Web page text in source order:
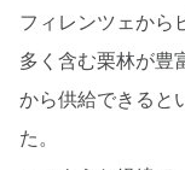
フィレンツェから
多く含む栗林が豊
から供給できると
た。